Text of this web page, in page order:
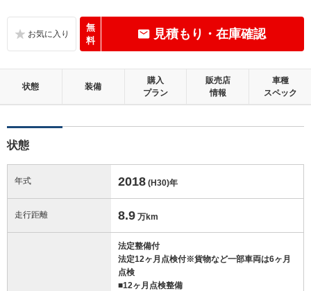
無
料
見積もり・在庫確認
状態 装備
購入
プラン
販売店
情報
車種
スペック
状態
年式 2018 (H30)年
走行距離 8.9 万km
法定整備付
法定12ヶ月点検付※貨物など一部車両は6ヶ月
点検
■12ヶ月点検整備